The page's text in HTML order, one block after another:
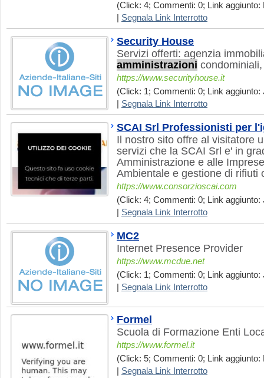
(Click: 4; Commenti: 0; Link aggiunto:
Segnala Link Interrotto
Security House
Servizi offerti: agenzia
amministrazioni
https://www.securityhouse.it
(Click: 1; Commenti: 0; Link aggiunto:
Segnala Link Interrotto
SCAI Srl Professionisti per
Il nostro sito offre al visitatore
servizi che la SCAI Srl e' in
Amministrazione e alle
Ambientale e gestione di rifiuti
https://www.consorzioscai.com
(Click: 4; Commenti: 0; Link aggiunto:
Segnala Link Interrotto
MC2
Internet Presence Provider
https://www.mcdue.net
(Click: 1; Commenti: 0; Link aggiunto:
Segnala Link Interrotto
Formel
Scuola di Formazione Enti
https://www.formel.it
(Click: 5; Commenti: 0; Link aggiunto:
Segnala Link Interrotto